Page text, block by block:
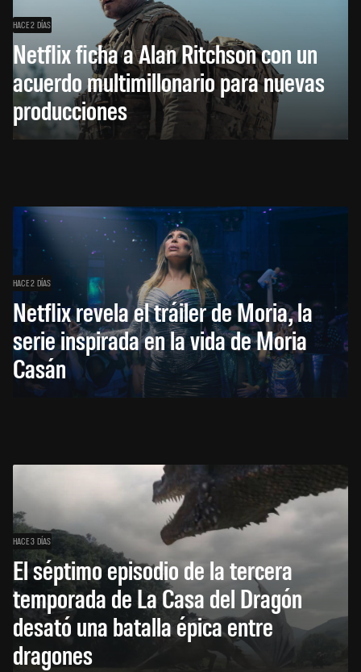
HACE 2 DÍAS
Netflix ficha a Alan Ritchson con un
acuerdo multimillonario para nuevas
producciones
HACE 2 DÍAS
Netflix revela el tráiler de Moria, la
serie inspirada en la vida de Moria
Casán
HACE 3 DÍAS
El séptimo episodio de la tercera
temporada de La Casa del Dragón
desató una batalla épica entre
dragones